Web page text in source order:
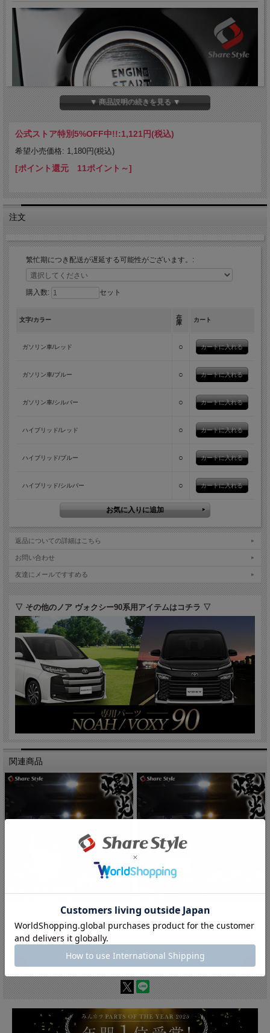
▼ 商品説明の続きを見る ▼
公式ストア特別5%OFF中!!:1,121円(税込)
希望小売価格: 1,180円(税込)
[ポイント還元 11ポイント～]
注文
繁忙期につき配送が遅延する可能性がございます。:
購入数: セット
文字/カラー
在
庫
カート
ガソリン車/レッド ○
ガソリン車/ブルー ○
ガソリン車/シルバー ○
ハイブリッド/レッド ○
ハイブリッド/ブルー ○
ハイブリッド/シルバー ○
返品についての詳細はこちら
お問い合わせ
友達にメールですすめる
▽ その他のノア ヴォクシー90系用アイテムはコチラ ▽
関連商品
ノア90系 ヴォクシー90系 基板設計 ...
公式ストア特別5%OFF中!!:9,310円(税込)
ノア90系 ヴォクシー90系 LEDフロ...
公式ストア特別5%OFF中!!:9,310円(税込)